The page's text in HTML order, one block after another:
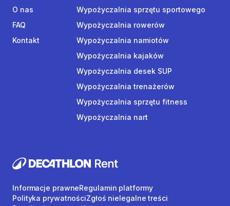
O nas
FAQ
Kontakt
Wypożyczalnia sprzętu sportowego
Wypożyczalnia rowerów
Wypożyczalnia namiotów
Wypożyczalnia kajaków
Wypożyczalnia desek SUP
Wypożyczalnia trenażerów
Wypożyczalnia sprzętu fitness
Wypożyczalnia nart
Informacje prawneRegulamin platformy
Polityka prywatnościZgłoś nielegalne treści